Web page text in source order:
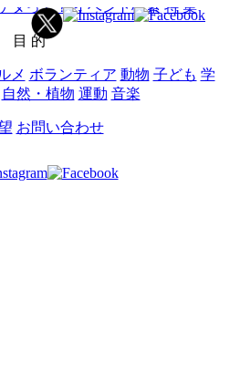
タって？ イベント検索 特 集
目 的
メ ボランティア 動物 子ども 学
自然・植物 運動 音楽
お問い合わせ